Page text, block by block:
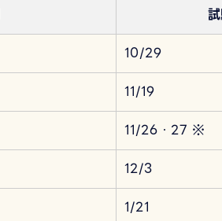
10/29
11/19
11/26・27 ※
12/3
1/21